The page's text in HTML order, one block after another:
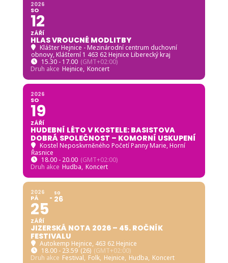
2026
SO
12
ZÁŘÍ
HLAS VROUCNÉ MODLITBY
Klášter Hejnice - Mezinárodní centrum duchovní
obnovy, Klášterní 1 463 62 Hejnice Liberecký kraj
15.30 - 17.00 (GMT+02:00)
Druh akce Hejnice, Koncert
2026
SO
19
ZÁŘÍ
HUDEBNÍ LÉTO V KOSTELE: BASISTOVA
DOBRÁ SPOLEČNOST – KOMORNÍ USKUPENÍ
Kostel Neposkvrněného Početí Panny Marie, Horní
Řasnice
18.00 - 20.00 (GMT+02:00)
Druh akce Hudba, Koncert
2026
PÁ
25
ZÁŘÍ
SO
26
JIZERSKÁ NOTA 2026 – 45. ROČNÍK
FESTIVALU
Autokemp Hejnice, 463 62 Hejnice
18.00 - 23.59 (26) (GMT+02:00)
Druh akce Festival, Folk, Hejnice, Hudba, Koncert